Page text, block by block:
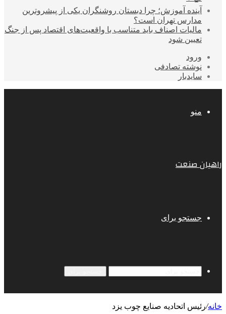
آینده آموزش؛ چرا دبستان روشنگران یکی از پیشروترین
مدارس تهران است؟
مالیات اصناف باید متناسب با واقعیت‌های اقتصاد پس از جنگ
تعیین شود
ورود
نوشته تصادفی
سایدبار
منو
راهیان صنعت
جستجو برای
خانه/رئیس اتحادیه صنایع چوب یزد